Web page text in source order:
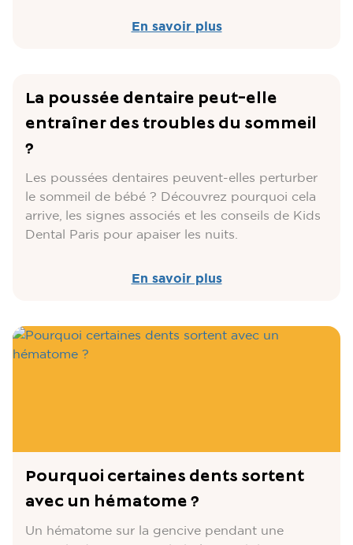
En savoir plus
La poussée dentaire peut-elle
entraîner des troubles du sommeil
?
Les poussées dentaires peuvent-elles perturber
le sommeil de bébé ? Découvrez pourquoi cela
arrive, les signes associés et les conseils de Kids
Dental Paris pour apaiser les nuits.
En savoir plus
Pourquoi certaines dents sortent
avec un hématome ?
Un hématome sur la gencive pendant une